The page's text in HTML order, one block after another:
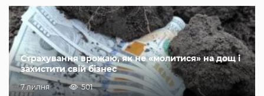
Страхування врожаю, як не «молитися» на дощ і
захистити свій бізнес
7 липня 501